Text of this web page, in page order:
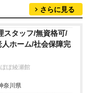
さらに見る
スタッフ/無資格可/
ホーム/社会保障完
ぽ綾瀬館
奈川県